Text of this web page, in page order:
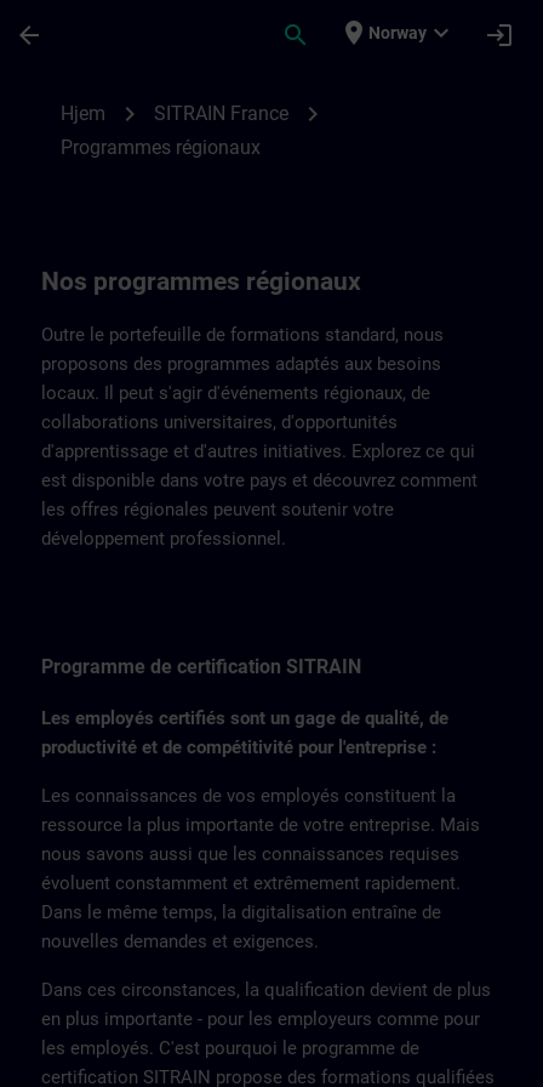
arrow_back search place Norway expand_more login
Hjem chevron_right SITRAIN France chevron_right
Programmes régionaux
Nos programmes régionaux
Outre le portefeuille de formations standard, nous
proposons des programmes adaptés aux besoins
locaux. Il peut s'agir d'événements régionaux, de
collaborations universitaires, d'opportunités
d'apprentissage et d'autres initiatives. Explorez ce qui
est disponible dans votre pays et découvrez comment
les offres régionales peuvent soutenir votre
développement professionnel.
Programme de certification SITRAIN
Les employés certifiés sont un gage de qualité, de
productivité et de compétitivité pour l'entreprise :
Les connaissances de vos employés constituent la
ressource la plus importante de votre entreprise. Mais
nous savons aussi que les connaissances requises
évoluent constamment et extrêmement rapidement.
Dans le même temps, la digitalisation entraîne de
nouvelles demandes et exigences.
Dans ces circonstances, la qualification devient de plus
en plus importante - pour les employeurs comme pour
les employés. C'est pourquoi le programme de
certification SITRAIN propose des formations qualifiées